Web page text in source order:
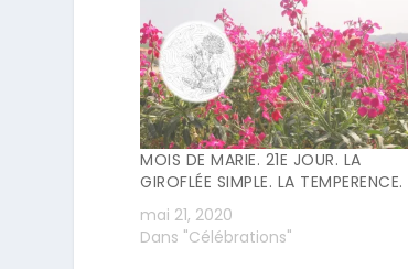
MOIS DE MARIE. 21E JOUR. LA
GIROFLÉE SIMPLE. LA TEMPERENCE.
mai 21, 2020
Dans "Célébrations"